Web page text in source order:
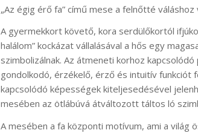
„Az égig érő fa” című mese a felnőtté
A gyermekkort követő, kora serdülőkortól
halálom” kockázat vállalásával a hős egy
szimbolizálnak. Az átmeneti korhoz
gondolkodó, érzékelő, érző és intuitív funkciót
kapcsolódó képességek kiteljesedésével
mesében az ötlábúvá átváltozott táltos ló
A mesében a fa központi motívum, ami a világ